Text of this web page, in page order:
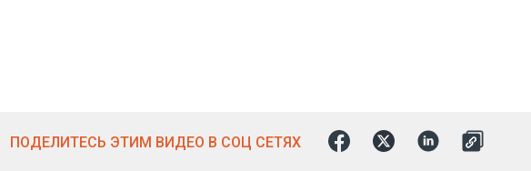
ПОДЕЛИТЕСЬ ЭТИМ ВИДЕО В СОЦ СЕТЯХ